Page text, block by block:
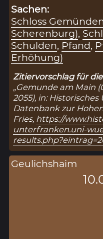
Sachen:
Schloss
Scherenburg),
Schulden, Pfand,
Erhöhung)
Zitiervorschlag für
„Gemunde am Main
2055), in:
Datenbank zur
Fries, https://
unterfranken.uni-
Geulichshaim